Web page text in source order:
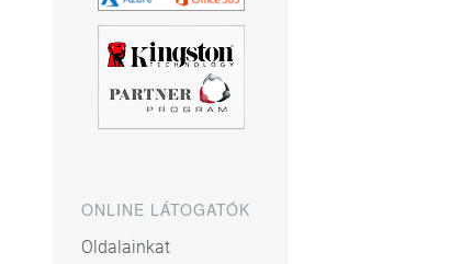
ONLINE LÁTOGATÓK
Oldalainkat